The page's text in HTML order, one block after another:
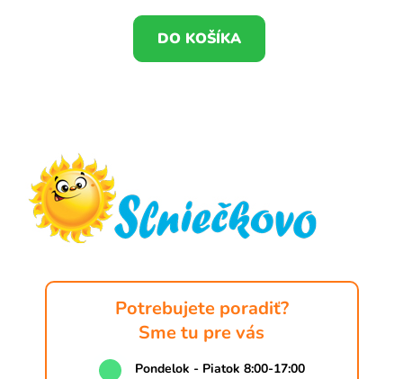
DO KOŠÍKA
Potrebujete poradiť?
Sme tu pre vás
Pondelok - Piatok 8:00-17:00